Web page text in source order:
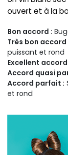
ouvert et à la
Bon accord :
Très bon accord
puissant et rond
Excellent accord
Accord quasi
Accord parfait :
et rond